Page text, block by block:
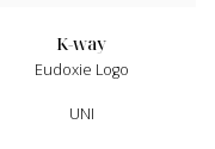
k-way
Eudoxie Logo
UNI